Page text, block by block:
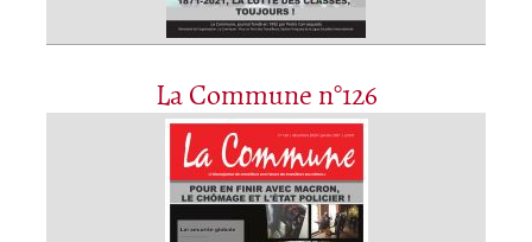
La Commune n°126